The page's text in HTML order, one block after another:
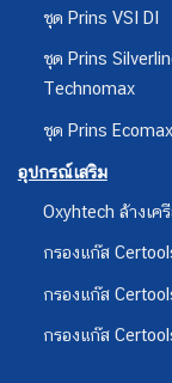
ชุด Prins VSI DI
ชุด Prins
Technomax
ชุด Prins Ecomax
อุปกรณ์เสริม
Oxyhtech ล้างเค
กรองแก๊ส
กรองแก๊ส
กรองแก๊ส